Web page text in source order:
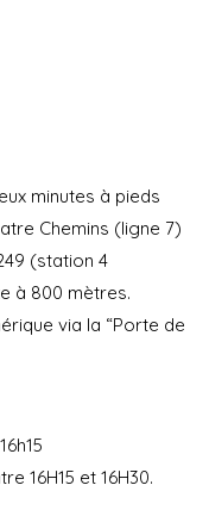
minutes à pieds
Chemins (ligne 7)
(station 4
à 800 mètres.
via la “Porte de
16H15 et 16H30.